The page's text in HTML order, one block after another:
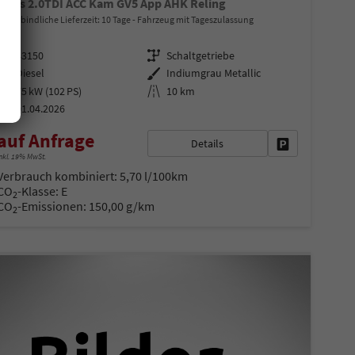
Basis 2.0TDI ACC Kam GV5 App AHK Reling
unverbindliche Lieferzeit: 10 Tage Fahrzeug mit Tageszulassung
43150 Getriebe Schaltgetriebe
Diesel Außenfarbe Indiumgrau Metallic
75 kW (102 PS) Kilometerstand 10 km
01.04.2026
Anfrage
19% MwSt.
Details
kombiniert:5,70 l/100km
2-Klasse: E
2-Emissionen: 150,00 g/km